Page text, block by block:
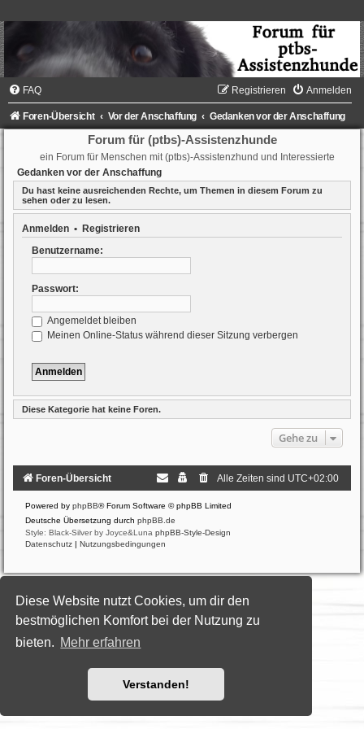
Diese Website nutzt Cookies, um dir den
bestmöglichen Komfort bei der Nutzung zu
bieten. Mehr erfahren
Verstanden!
FAQ Anmelden
Registrieren
Foren-Übersicht Vor der Anschaffung Gedanken vor der Anschaffung
Forum für (ptbs)-Assistenzhunde
ein Forum für Menschen mit (ptbs)-Assistenzhund und Interessierte
Gedanken vor der Anschaffung
Du hast keine ausreichenden Rechte, um Themen in diesem Forum zu
sehen oder zu lesen.
Anmelden • Registrieren
Benutzername:
Passwort:
Angemeldet bleiben
Meinen Online-Status während dieser Sitzung verbergen
Diese Kategorie hat keine Foren.
Gehe zu
Foren-Übersicht Alle Zeiten sind UTC+02:00
Powered by phpBB® Forum Software © phpBB Limited
Deutsche Übersetzung durch phpBB.de
Style: Black-Silver by Joyce&Luna phpBB-Style-Design
Datenschutz | Nutzungsbedingungen